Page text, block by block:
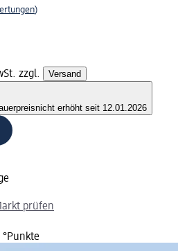
)
zzgl. Versand
nicht erhöht seit 12.01.2026
prüfen
°Punkte